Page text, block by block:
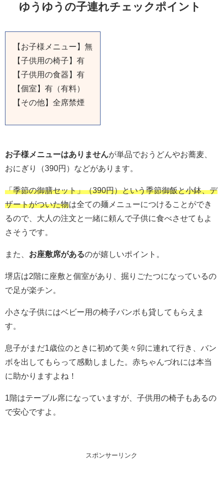
ゆうゆうの子連れチェックポイント
【お子様メニュー】無
【子供用の椅子】有
【子供用の食器】有
【個室】有（有料）
【その他】全席禁煙
お子様メニューはありませんが単品でおうどんやお蕎麦、
おにぎり（390円）などがあります。
「季節の御膳セット」（390円）という季節御飯と小鉢、デ
ザートがついた物は全ての麺メニューにつけることができ
るので、大人の注文と一緒に頼んで子供に食べさせてもよ
さそうです。
また、 お座敷席があるのが嬉しいポイント。
堺店は2階に座敷と個室があり、掘りごたつになっているの
で足が楽チン。
小さな子供にはベビー用の椅子バンボも貸してもらえま
す。
息子がまだ1歳位のときに初めて美々卯に連れて行き、バン
ボを出してもらって感動しました。赤ちゃんづれには本当
に助かりますよね！
1階はテーブル席になっていますが、子供用の椅子もあるの
で安心ですよ。
スポンサーリンク